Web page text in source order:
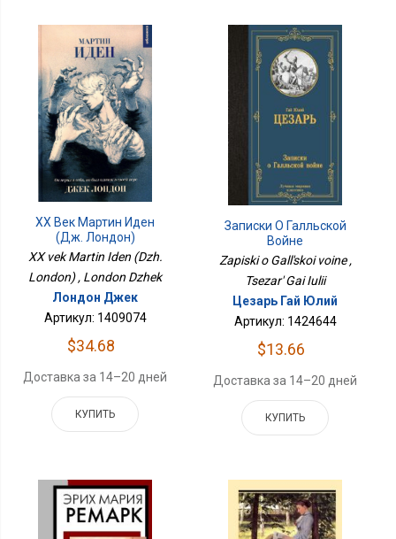
XX Век Мартин Иден
(Дж. Лондон)
XX vek Martin Iden (Dzh.
London) , London Dzhek
Лондон Джек
Артикул: 1409074
$34.68
Доставка за 14–20 дней
КУПИТЬ
Записки О Галльской
Войне
Zapiski o Gall'skoi voine ,
Tsezar' Gai Iulii
Цезарь Гай Юлий
Артикул: 1424644
$13.66
Доставка за 14–20 дней
КУПИТЬ